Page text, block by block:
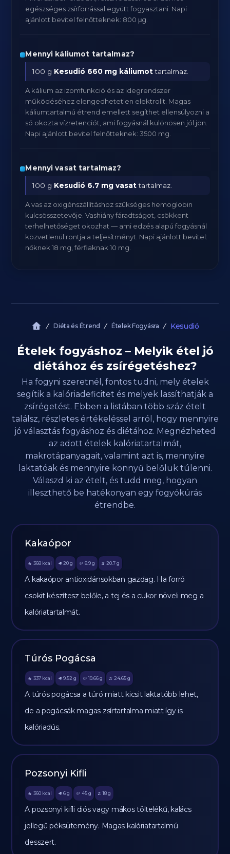
egészséges zsírforrással együtt fogyasztani. Napi
ajánlott bevitel felnőtteknek: 800 μg.
Mennyi káliumot tartalmaz?
100 g Kesudió 660 mg káliumottartalmaz.
A kálium az izomfunkció és az idegrendszer
működéséhez elengedhetetlen elektrolit. Magas
káliumtartalmú étrend emellett segíthet ellensúlyozni a
só okozta vízretenciót, ami fogyásnál különösen jól jön.
Napi ajánlott bevitel felnőtteknek: 3500 mg.
Mennyi vasat tartalmaz?
100 g Kesudió 6.7 mg vasattartalmaz.
A vas az oxigénszállításhoz szükséges hemoglobin
kulcsösszetevője. Vashiány fáradtságot, csökkent
terhelhetőséget okozhat — ami edzés alapú fogyásnál
közvetlenül rontja a teljesítményt. Napi ajánlott bevitel:
nőknek 18 mg, férfiaknak 10 mg.
Diéta és Étrend Ételek Fogyásra Kesudió
Ételek fogyáshoz – Melyik étel jó
diétához és zsírégetéshez?
Ha fogyni szeretnél, fontos tudni, mely ételek
segítik a kalóriadeficitet és melyek lassíthatják a
zsírégetést. Ebben a listában több száz ételt
találsz, részletes értékeléssel arról, hogy mennyire
jó választás fogyáshoz és diétához. Megnézheted
az adott ételek kalóriatartalmát,
makrotápanyagait, valamint azt is, mennyire
laktatóak és mennyire könnyű belőlük túlenni.
Válaszd ki az ételt, és tudd meg, hogyan
illeszthető be hatékonyan egy fogyókúrás
étrendbe.
Kakaópor
🔥 368 kcal 🥩 20 g 🥔 8.9g 🫒 20.7 g
A kakaópor antioxidánsokban gazdag. Ha forró
csokit készítesz belőle, a tej és a cukor növeli meg a
kalóriatartalmát.
Túrós Pogácsa
🔥 337 kcal 🥩 9.52 g 🥔 19.66g 🫒 24.65 g
A túrós pogácsa a túró miatt kicsit laktatóbb lehet,
de a pogácsák magas zsírtartalma miatt így is
kalóriadús.
Pozsonyi Kifli
🔥 360 kcal 🥩 6 g 🥔 45g 🫒 18 g
A pozsonyi kifli diós vagy mákos töltelékű, kalács
jellegű péksütemény. Magas kalóriatartalmú
desszert.